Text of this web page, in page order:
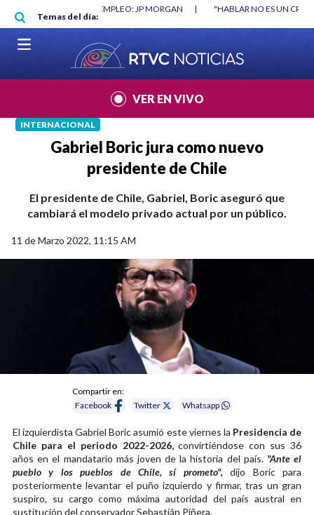
Pasar al contenido principal
Temas del día:
"HABLAR NO ES UN CRIMEN": CARTA DE BETO CORAL |
VER EN VIVO
INTERNACIONAL
Gabriel Boric jura como nuevo
presidente de Chile
El presidente de Chile, Gabriel, Boric aseguró que
cambiará el modelo privado actual por un público.
11 de Marzo 2022, 11:15 AM
Compartir en:
Facebook
Twitter Whatsapp
El izquierdista Gabriel Boric asumió este viernes la Presidencia de
Chile para el periodo 2022-2026,convirtiéndose con sus 36
años en el mandatario más joven de la historia del país. "Ante el
pueblo y los pueblos de Chile, sí prometo",
dijo Boric para
posteriormente levantar el puño izquierdo y firmar, tras un gran
suspiro, su cargo como máxima autoridad del país austral en
sustitución del conservador Sebastián Piñera.